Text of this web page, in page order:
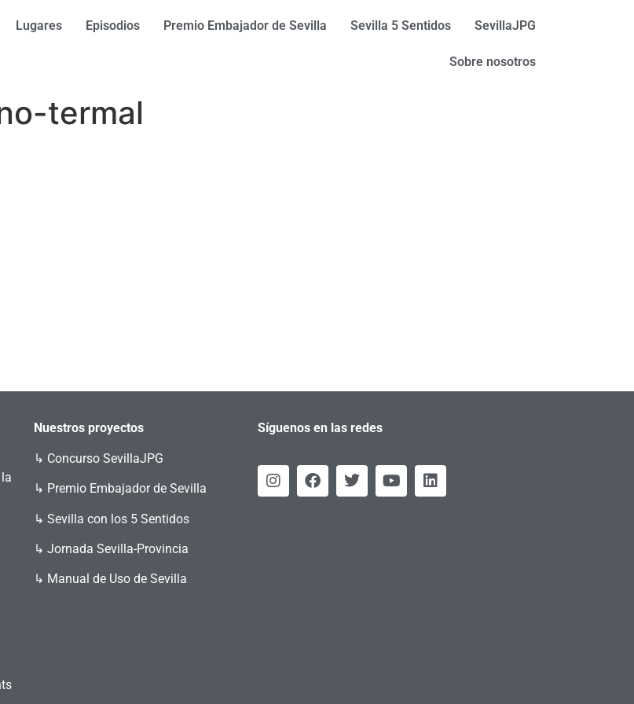
Lugares Episodios Premio Embajador de Sevilla Sevilla 5 Sentidos SevillaJPG
Sobre nosotros
termal
Nuestros proyectos
↳ Concurso SevillaJPG
↳ Premio Embajador de Sevilla
↳ Sevilla con los 5 Sentidos
↳ Jornada Sevilla-Provincia
↳ Manual de Uso de Sevilla
Síguenos en las redes